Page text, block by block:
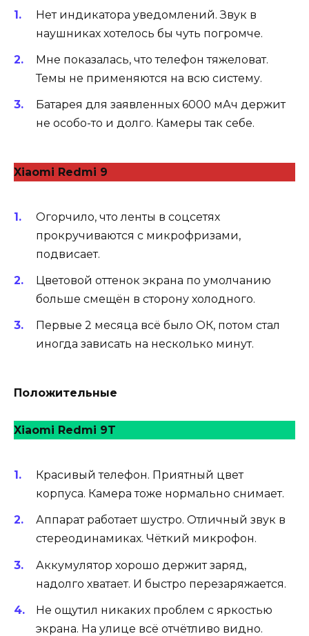
Нет индикатора уведомлений. Звук в
наушниках хотелось бы чуть погромче.
Мне показалась, что телефон тяжеловат.
Темы не применяются на всю систему.
Батарея для заявленных 6000 мАч держит
не особо-то и долго. Камеры так себе.
Xiaomi Redmi 9
Огорчило, что ленты в соцсетях
прокручиваются с микрофризами,
подвисает.
Цветовой оттенок экрана по умолчанию
больше смещён в сторону холодного.
Первые 2 месяца всё было ОК, потом стал
иногда зависать на несколько минут.
Положительные
Xiaomi Redmi 9T
Красивый телефон. Приятный цвет
корпуса. Камера тоже нормально снимает.
Аппарат работает шустро. Отличный звук в
стереодинамиках. Чёткий микрофон.
Аккумулятор хорошо держит заряд,
надолго хватает. И быстро перезаряжается.
Не ощутил никаких проблем с яркостью
экрана. На улице всё отчётливо видно.